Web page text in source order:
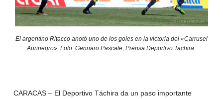
El argentino Ritacco anotó uno de los goles en la victoria del «Carrusel
Aurinegro». Foto: Gennaro Pascale, Prensa Deportivo Tachira.
CARACAS – El Deportivo Táchira da un paso importante